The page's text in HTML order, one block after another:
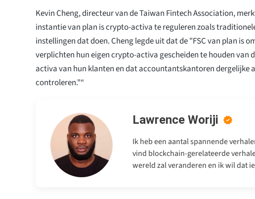
Kevin Cheng, directeur van de Taiwan Fintech Association,
instantie van plan is crypto-activa te reguleren zoals
instellingen dat doen. Cheng legde uit dat de "FSC van plan is
verplichten hun eigen crypto-activa gescheiden te houden van
activa van hun klanten en dat accountantskantoren dergelijke
controleren."“
Lawrence Woriji
Ik heb een aantal spannende
vind blockchain-gerelateerde
wereld zal veranderen en ik wil dat